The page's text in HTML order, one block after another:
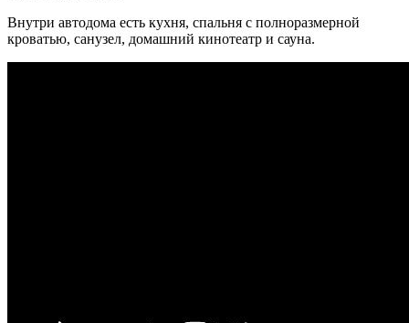
Внутри автодома есть кухня, спальня с полноразмерной
кроватью, санузел, домашний кинотеатр и сауна.